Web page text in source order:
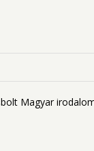
Magyar